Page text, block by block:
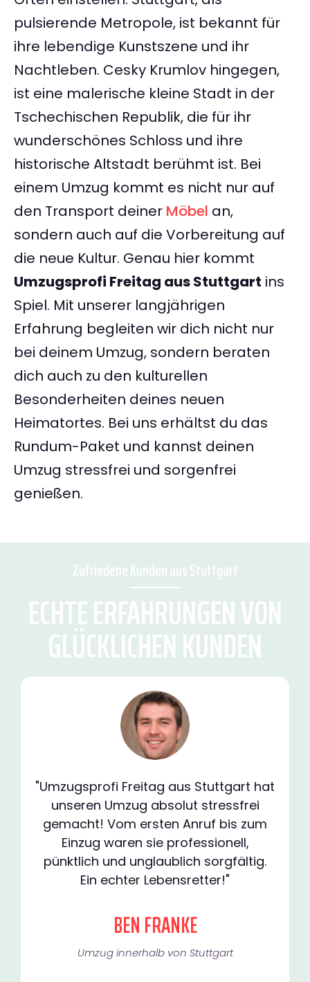
pulsierende Metropole, ist bekannt für
ihre lebendige Kunstszene und ihr
Nachtleben. Cesky Krumlov hingegen,
ist eine malerische kleine Stadt in der
Tschechischen Republik, die für ihr
wunderschönes Schloss und ihre
historische Altstadt berühmt ist. Bei
einem Umzug kommt es nicht nur auf
den Transport deiner Möbel an,
sondern auch auf die Vorbereitung auf
die neue Kultur. Genau hier kommt
Umzugsprofi Freitag aus Stuttgart ins
Spiel. Mit unserer langjährigen
Erfahrung begleiten wir dich nicht nur
bei deinem Umzug, sondern beraten
dich auch zu den kulturellen
Besonderheiten deines neuen
Heimatortes. Bei uns erhältst du das
Rundum-Paket und kannst deinen
Umzug stressfrei und sorgenfrei
genießen.
Zufriedene Kunden aus Stuttgart
ECHTE ERFAHRUNGEN VON
GLÜCKLICHEN KUNDEN
"Umzugsprofi Freitag aus Stuttgart hat
unseren Umzug absolut stressfrei
gemacht! Vom ersten Anruf bis zum
Einzug waren sie professionell,
pünktlich und unglaublich sorgfältig.
Ein echter Lebensretter!"
BEN FRANKE
Umzug innerhalb von Stuttgart​